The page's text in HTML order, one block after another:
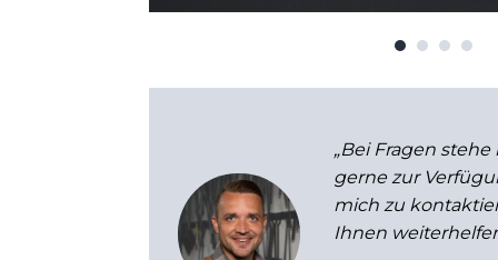
„Bei Fragen stehe
gerne zur
mich zu
Ihnen